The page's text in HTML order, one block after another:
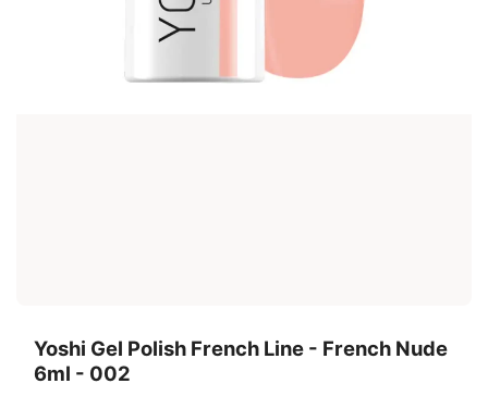
Yoshi Gel Polish French Line - French Nude
6ml - 002